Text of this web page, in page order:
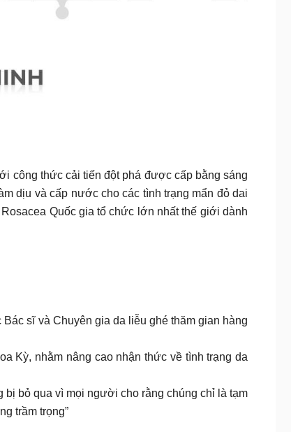
công thức cải tiến đột phá được cấp bằng sáng
dịu và cấp nước cho các tình trạng mẩn đỏ dai
Quốc gia tổ chức lớn nhất thế giới dành
sĩ và Chuyên gia da liễu ghé thăm gian hàng
Kỳ, nhằm nâng cao nhận thức về tình trạng da
bỏ qua vì mọi người cho rằng chúng chỉ là tạm
trầm trọng”